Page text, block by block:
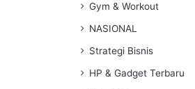
Gym & Workout
NASIONAL
Strategi Bisnis
HP & Gadget Terbaru